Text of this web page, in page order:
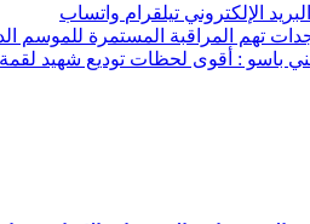
البريد الإلكتروني تيلقرام واتساب
المراقبة المستمرة للموسم الدراسي
باسو : أقوى لحظات توديع شهيد